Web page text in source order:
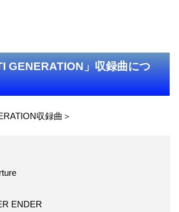
GENERATION」収録曲につ
収録曲＞
ENDER